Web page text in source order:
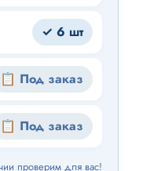
✓ 6 шт
📋 Под заказ
📋 Под заказ
проверим для вас!